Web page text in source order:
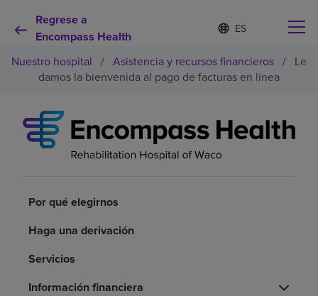
Regrese a
Encompass Health
Lista
de
idiomas
contraída
d
o
m
e
c
Por qué debe elegirnos
Servicios de rehabilitación
Pacientes y cuidadores
Acerca de nosotros
Nuestro hospital / Asistencia y recursos financieros / Le
damos la bienvenida al pago de facturas en línea
Por qué elegirnos
Haga una derivación
Servicios
Información financiera